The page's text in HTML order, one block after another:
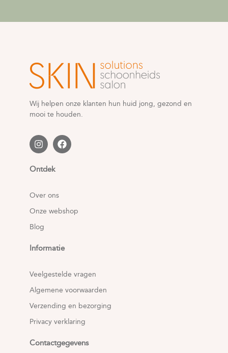
Wij helpen onze klanten hun huid jong, gezond en
mooi te houden.
Ontdek
Over ons
Onze webshop
Blog
Informatie
Veelgestelde vragen
Algemene voorwaarden
Verzending en bezorging
Privacy verklaring
Contactgegevens